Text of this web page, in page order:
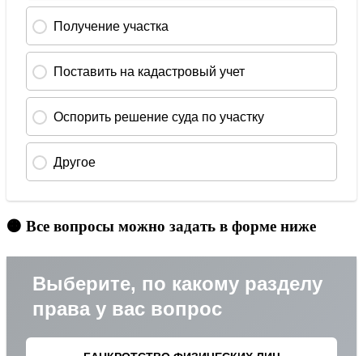
🟠 Все вопросы можно задать в форме ниже